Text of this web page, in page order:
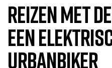
Reizen met
een
UrbanBiker